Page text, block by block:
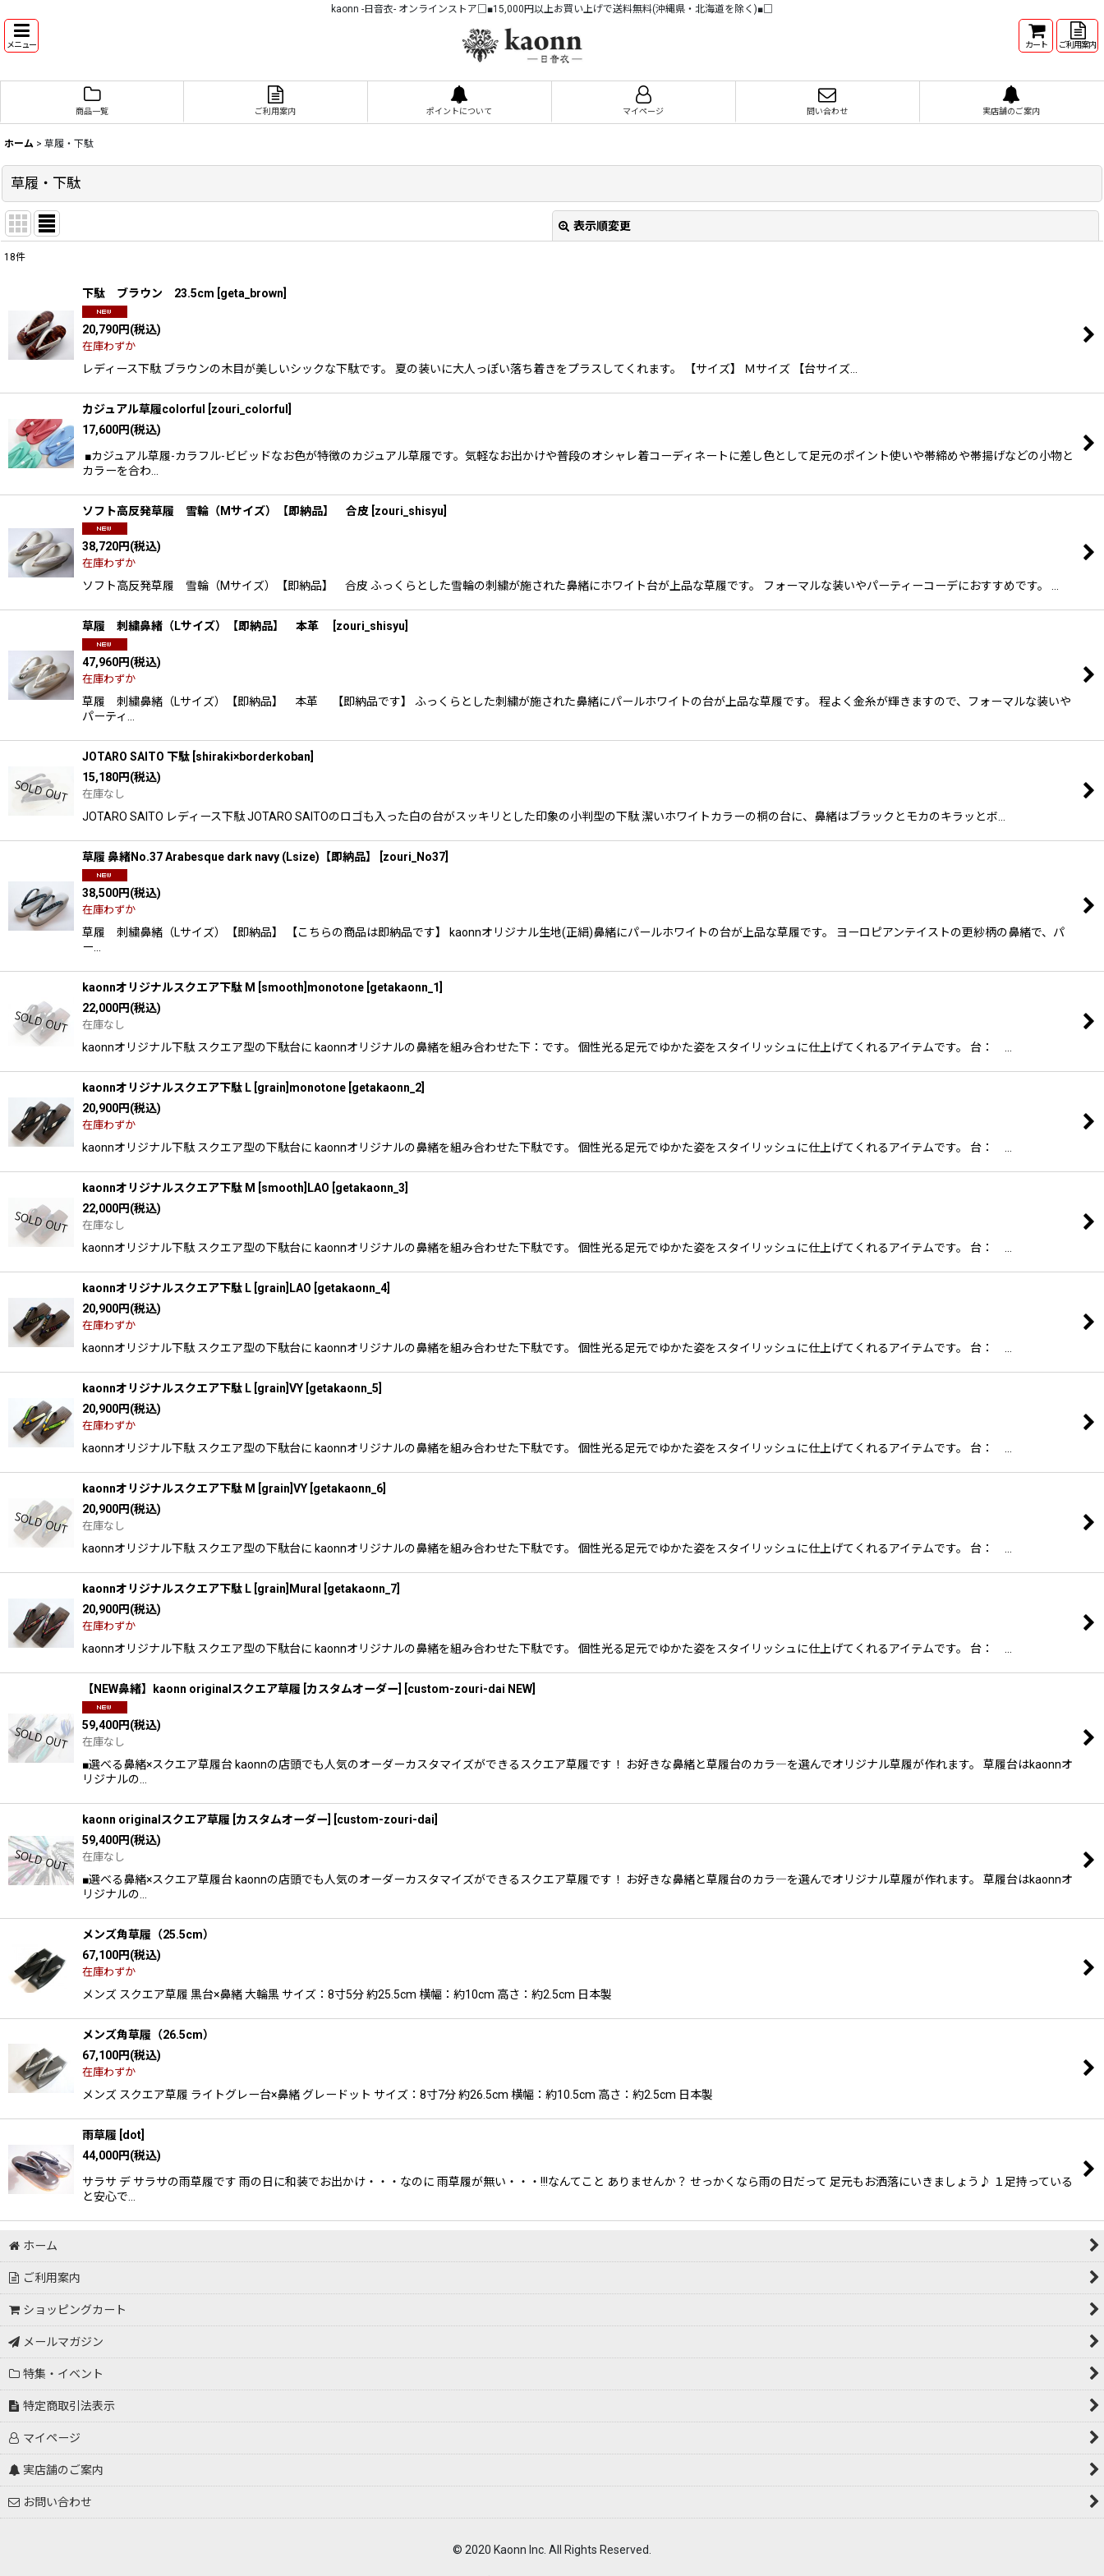
kaonn -日音衣- オンラインストア□■15,000円以上お買い上げで送料無料(沖縄県・北海道を除く)■□
メニュー カート ご利用案内
商品一覧 ご利用案内 ポイントについて マイページ 問い合わせ 実店舗のご案内
ホーム > 草履・下駄
草履・下駄
表示順変更
並び順:
絞り込む
18件
下駄 ブラウン 23.5cm geta_brown
20,790円(税込)
在庫わずか
レディース下駄 ブラウンの木目が美しいシックな下駄です。 夏の装いに大人っぽい落ち着きをプラスしてくれます。 【サイズ】 Ｍサイズ 【台サイズ…
カジュアル草履colorful zouri_colorful
17,600円(税込)
■カジュアル草履-カラフル-ビビッドなお色が特徴のカジュアル草履です。気軽なお出かけや普段のオシャレ着コーディネートに差し色として足元のポイント使いや帯締めや帯揚げなどの小物と
カラーを合わ…
ソフト高反発草履 雪輪（Mサイズ）【即納品】 合皮 zouri_shisyu
38,720円(税込)
在庫わずか
ソフト高反発草履 雪輪（Mサイズ）【即納品】 合皮 ふっくらとした雪輪の刺繍が施された鼻緒にホワイト台が上品な草履です。 フォーマルな装いやパーティーコーデにおすすめです。 …
草履 刺繍鼻緒（Lサイズ）【即納品】 本革 zouri_shisyu
47,960円(税込)
在庫わずか
草履 刺繍鼻緒（Lサイズ）【即納品】 本革 【即納品です】 ふっくらとした刺繍が施された鼻緒にパールホワイトの台が上品な草履です。 程よく金糸が輝きますので、フォーマルな装いや
パーティ…
JOTARO SAITO 下駄 shiraki×borderkoban
15,180円(税込)
在庫なし
JOTARO SAITO レディース下駄 JOTARO SAITOのロゴも入った白の台がスッキリとした印象の小判型の下駄 潔いホワイトカラーの桐の台に、鼻緒はブラックとモカのキラッとボ…
草履 鼻緒No.37 Arabesque dark navy (Lsize)【即納品】 zouri_No37
38,500円(税込)
在庫わずか
草履 刺繍鼻緒（Lサイズ）【即納品】 【こちらの商品は即納品です】 kaonnオリジナル生地(正絹)鼻緒にパールホワイトの台が上品な草履です。 ヨーロピアンテイストの更紗柄の鼻緒で、パ
ー…
kaonnオリジナルスクエア下駄 M [smooth]monotone getakaonn_1
22,000円(税込)
在庫なし
kaonnオリジナル下駄 スクエア型の下駄台に kaonnオリジナルの鼻緒を組み合わせた下：です。 個性光る足元でゆかた姿をスタイリッシュに仕上げてくれるアイテムです。 台： …
kaonnオリジナルスクエア下駄 L [grain]monotone getakaonn_2
20,900円(税込)
在庫わずか
kaonnオリジナル下駄 スクエア型の下駄台に kaonnオリジナルの鼻緒を組み合わせた下駄です。 個性光る足元でゆかた姿をスタイリッシュに仕上げてくれるアイテムです。 台： …
kaonnオリジナルスクエア下駄 M [smooth]LAO getakaonn_3
22,000円(税込)
在庫なし
kaonnオリジナル下駄 スクエア型の下駄台に kaonnオリジナルの鼻緒を組み合わせた下駄です。 個性光る足元でゆかた姿をスタイリッシュに仕上げてくれるアイテムです。 台： …
kaonnオリジナルスクエア下駄 L [grain]LAO getakaonn_4]
20,900円(税込)
在庫わずか
kaonnオリジナル下駄 スクエア型の下駄台に kaonnオリジナルの鼻緒を組み合わせた下駄です。 個性光る足元でゆかた姿をスタイリッシュに仕上げてくれるアイテムです。 台： …
kaonnオリジナルスクエア下駄 L [grain]VY getakaonn_5
20,900円(税込)
在庫わずか
kaonnオリジナル下駄 スクエア型の下駄台に kaonnオリジナルの鼻緒を組み合わせた下駄です。 個性光る足元でゆかた姿をスタイリッシュに仕上げてくれるアイテムです。 台： …
kaonnオリジナルスクエア下駄 M [grain]VY getakaonn_6
20,900円(税込)
在庫なし
kaonnオリジナル下駄 スクエア型の下駄台に kaonnオリジナルの鼻緒を組み合わせた下駄です。 個性光る足元でゆかた姿をスタイリッシュに仕上げてくれるアイテムです。 台： …
kaonnオリジナルスクエア下駄 L [grain]Mural getakaonn_7
20,900円(税込)
在庫わずか
kaonnオリジナル下駄 スクエア型の下駄台に kaonnオリジナルの鼻緒を組み合わせた下駄です。 個性光る足元でゆかた姿をスタイリッシュに仕上げてくれるアイテムです。 台： …
【NEW鼻緒】kaonn originalスクエア草履 [カスタムオーダー] custom-zouri-dai NEW
59,400円(税込)
在庫なし
■選べる鼻緒×スクエア草履台 kaonnの店頭でも人気のオーダーカスタマイズができるスクエア草履です！ お好きな鼻緒と草履台のカラ―を選んでオリジナル草履が作れます。 草履台はkaonnオ
リジナルの…
kaonn originalスクエア草履 [カスタムオーダー] custom-zouri-dai
59,400円(税込)
在庫なし
■選べる鼻緒×スクエア草履台 kaonnの店頭でも人気のオーダーカスタマイズができるスクエア草履です！ お好きな鼻緒と草履台のカラ―を選んでオリジナル草履が作れます。 草履台はkaonnオ
リジナルの…
メンズ角草履（25.5cm）
67,100円(税込)
在庫わずか
メンズ スクエア草履 黒台×鼻緒 大輪黒 サイズ：8寸5分 約25.5cm 横幅：約10cm 高さ：約2.5cm 日本製
メンズ角草履（26.5cm）
67,100円(税込)
在庫わずか
メンズ スクエア草履 ライトグレー台×鼻緒 グレードット サイズ：8寸7分 約26.5cm 横幅：約10.5cm 高さ：約2.5cm 日本製
雨草履 dot
44,000円(税込)
サラサ デ サラサの雨草履です 雨の日に和装でお出かけ・・・なのに 雨草履が無い・・・!!!なんてこと ありませんか？ せっかくなら雨の日だって 足元もお洒落にいきましょう♪ １足持っている
と安心で…
ホーム
ご利用案内
ショッピングカート
メールマガジン
特集・イベント
特定商取引法表示
マイページ
実店舗のご案内
お問い合わせ
© 2020 Kaonn Inc. All Rights Reserved.